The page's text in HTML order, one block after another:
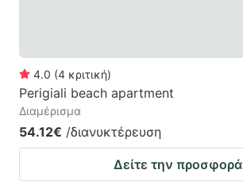
4.0 (4 κριτική)
Perigiali beach apartment
Διαμέρισμα
54.12€ /διανυκτέρευση
Δείτε την προσφορά